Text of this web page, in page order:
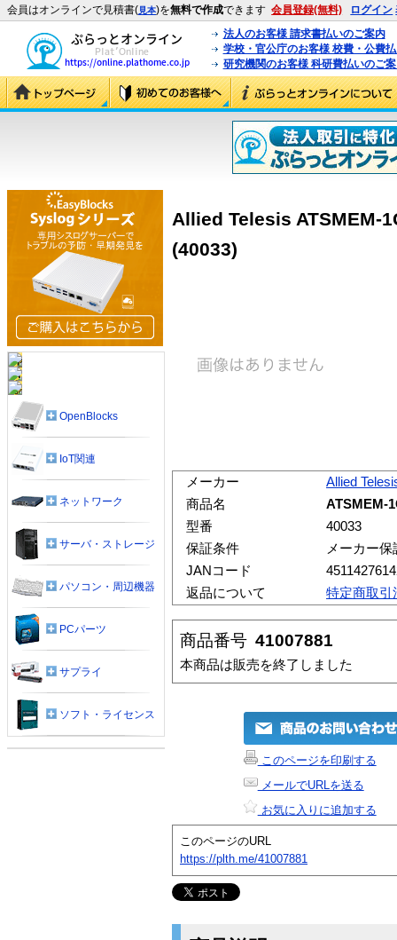
会員はオンラインで見積書(見本)を無料で作成できます 会員登録(無料) ログイン
法人のお客様 請求書払いのご案内
学校・官公庁のお客様 校費・公費
研究機関のお客様 科研費払いのご
Allied Telesis ATSMEM-
(40033)
メーカー
Allied
商品名
ATSMEM-
型番
40033
保証条件
メーカー保
JANコード
返品について
特定商取引
商品番号 41007881
本商品は販売を終了しました
このページを印刷する
メールでURLを送る
お気に入りに追加する
このページのURL
https://plth.me/41007881
OpenBlocks
IoT関連
ネットワーク
サーバ・ストレージ
パソコン・周辺機器
PCパーツ
サプライ
ソフト・ライセンス